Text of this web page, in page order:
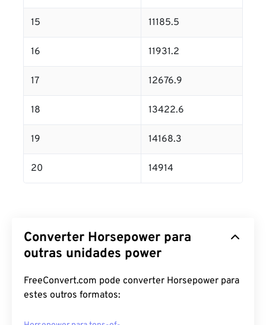
15 11185.5
16 11931.2
17 12676.9
18 13422.6
19 14168.3
20 14914
Converter Horsepower para
outras unidades power
FreeConvert.com pode converter Horsepower para
estes outros formatos: